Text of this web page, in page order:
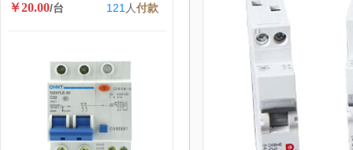
￥20.00/台 121 人付款